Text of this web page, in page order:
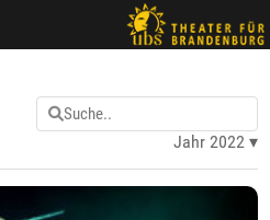
Jahr 2022